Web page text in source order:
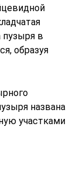
пузыря в
образуя
названа
участками